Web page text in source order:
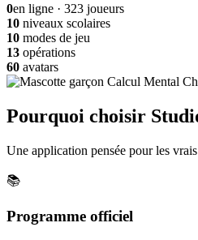
0en ligne · 323 joueurs
10 niveaux scolaires
10 modes de jeu
13 opérations
60 avatars
Pourquoi choisir
Une application pensée pour les
📚
Programme officiel